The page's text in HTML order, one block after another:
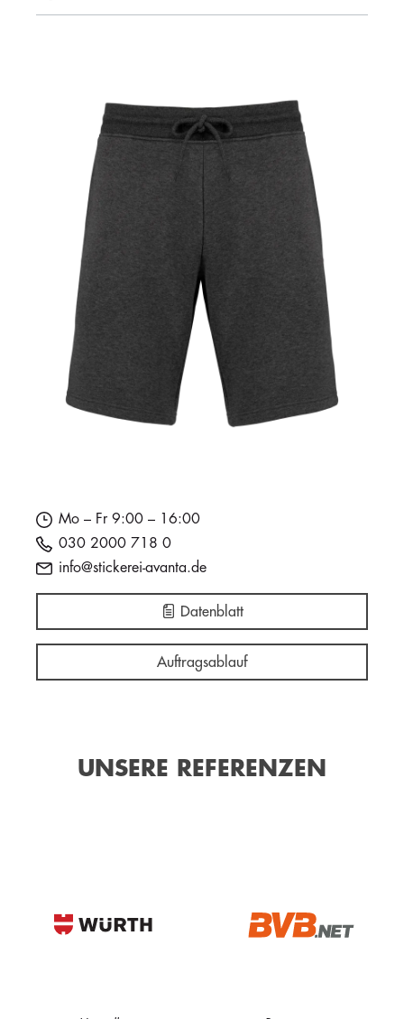
Mo – Fr 9:00 – 16:00
030 2000 718 0
info@stickerei-avanta.de
Datenblatt
Auftragsablauf
UNSERE REFERENZEN